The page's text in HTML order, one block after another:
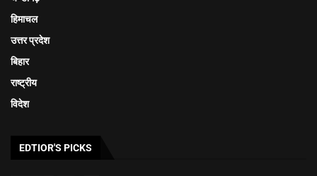
हिमाचल
उत्तर प्रदेश
बिहार
राष्ट्रीय
विदेश
EDTIOR'S PICKS